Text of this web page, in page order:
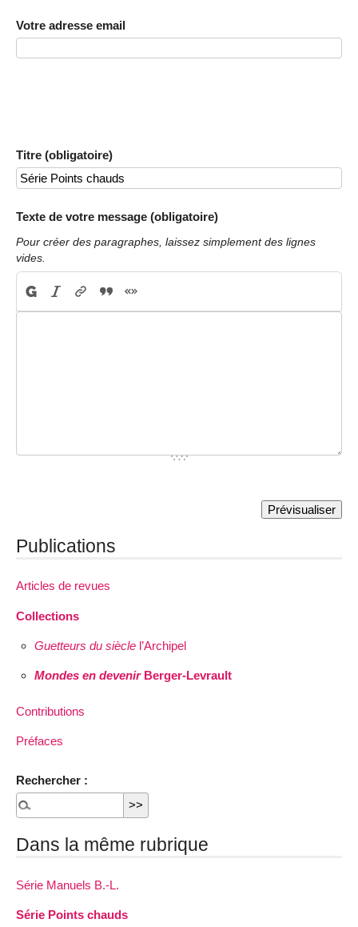
Votre adresse email
Titre (obligatoire)
Texte de votre message (obligatoire)
Pour créer des paragraphes, laissez simplement des lignes
vides.
Publications
Articles de revues
Collections
Guetteurs du sièclel’Archipel
Mondes en devenirBerger-Levrault
Contributions
Préfaces
Rechercher :
Dans la même rubrique
Série Manuels B.-L.
Série Points chauds